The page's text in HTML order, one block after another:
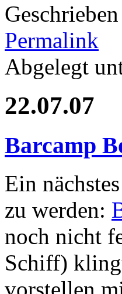
Permalink
Abgelegt
22.07.07
Barcamp
Ein
zu werden:
noch nicht
Schiff)